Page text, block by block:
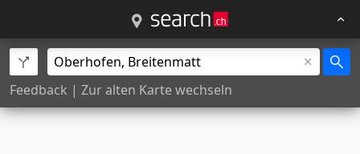
Feedback | Zur alten Karte wechseln